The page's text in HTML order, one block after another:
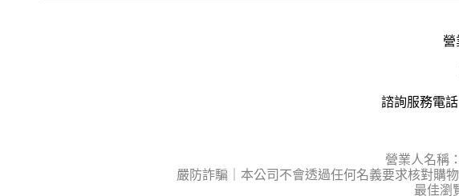
營
諮詢服務電
營業人名稱
嚴防詐騙｜本公司不會透過任何名義要求核對購
最佳瀏